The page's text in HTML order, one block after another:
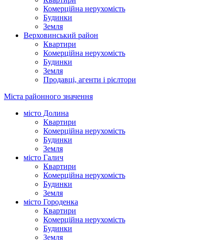
Комерційна нерухомість
Будинки
Земля
Верховинський район
Квартири
Комерційна нерухомість
Будинки
Земля
Продавці, агенти і рієлтори
Міста районного значення
місто Долина
Квартири
Комерційна нерухомість
Будинки
Земля
місто Галич
Квартири
Комерційна нерухомість
Будинки
Земля
місто Городенка
Квартири
Комерційна нерухомість
Будинки
Земля